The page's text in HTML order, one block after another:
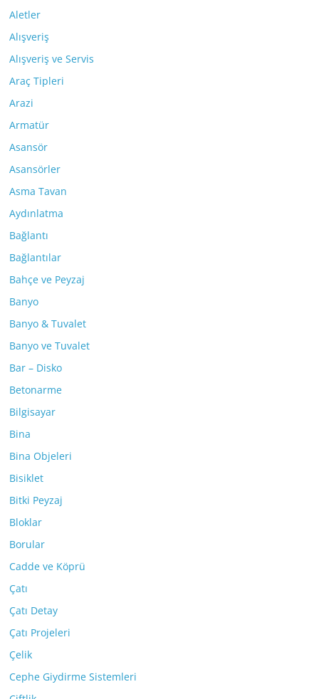
Aletler
Alışveriş
Alışveriş ve Servis
Araç Tipleri
Arazi
Armatür
Asansör
Asansörler
Asma Tavan
Aydınlatma
Bağlantı
Bağlantılar
Bahçe ve Peyzaj
Banyo
Banyo & Tuvalet
Banyo ve Tuvalet
Bar – Disko
Betonarme
Bilgisayar
Bina
Bina Objeleri
Bisiklet
Bitki Peyzaj
Bloklar
Borular
Cadde ve Köprü
Çatı
Çatı Detay
Çatı Projeleri
Çelik
Cephe Giydirme Sistemleri